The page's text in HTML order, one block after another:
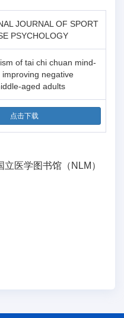
JOURNAL OF SPORT
PSYCHOLOGY
of tai chi chuan mind-
improving negative
aged adults
点击下载
立医学图书馆（NLM）